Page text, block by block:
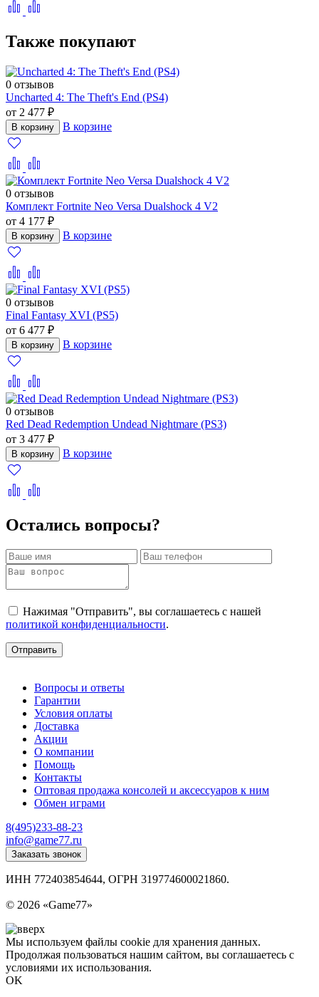
Также покупают
0 отзывов
Uncharted 4: The Theft's End (PS4)
от 2 477 ₽
В корзину В корзине
0 отзывов
Комплект Fortnite Neo Versa Dualshock 4 V2
от 4 177 ₽
В корзину В корзине
0 отзывов
Final Fantasy XVI (PS5)
от 6 477 ₽
В корзину В корзине
0 отзывов
Red Dead Redemption Undead Nightmare (PS3)
от 3 477 ₽
В корзину В корзине
Остались вопросы?
Нажимая "Отправить", вы соглашаетесь с нашей
политикой конфиденциальности.
Отправить
Вопросы и ответы
Гарантии
Условия оплаты
Доставка
Акции
О компании
Помощь
Контакты
Оптовая продажа консолей и аксессуаров к ним
Обмен играми
8(495)233-88-23
info@game77.ru
Заказать звонок
ИНН 772403854644, ОГРН 319774600021860.
© 2026 «Game77»
Мы используем файлы cookie для хранения данных.
Продолжая пользоваться нашим сайтом, вы соглашаетесь с
условиями их использования.
OK